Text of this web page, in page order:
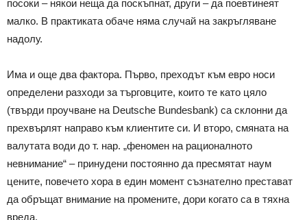
посоки – някои неща да поскъпнат, други – да поевтинеят
малко. В практиката обаче няма случай на закръгляване
надолу.
Има и още два фактора. Първо, преходът към евро носи
определени разходи за търговците, които те като цяло
(твърди проучване на Deutsche Bundesbank) са склонни да
прехвърлят направо към клиентите си. И второ, смяната на
валутата води до т. нар. „феномен на рационалното
невнимание“ – принудени постоянно да пресмятат наум
цените, повечето хора в един момент съзнателно престават
да обръщат внимание на промените, дори когато са в тяхна
вреда.